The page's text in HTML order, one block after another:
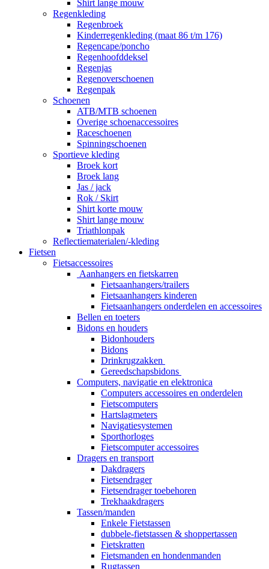
Shirt lange mouw
Regenkleding
Regenbroek
Kinderregenkleding (maat 86 t/m 176)
Regencape/poncho
Regenhoofddeksel
Regenjas
Regenoverschoenen
Regenpak
Schoenen
ATB/MTB schoenen
Overige schoenaccessoires
Raceschoenen
Spinningschoenen
Sportieve kleding
Broek kort
Broek lang
Jas / jack
Rok / Skirt
Shirt korte mouw
Shirt lange mouw
Triathlonpak
Reflectiematerialen/-kleding
Fietsen
Fietsaccessoires
Aanhangers en fietskarren
Fietsaanhangers/trailers
Fietsaanhangers kinderen
Fietsaanhangers onderdelen en accessoires
Bellen en toeters
Bidons en houders
Bidonhouders
Bidons
Drinkrugzakken
Gereedschapsbidons
Computers, navigatie en elektronica
Computers accessoires en onderdelen
Fietscomputers
Hartslagmeters
Navigatiesystemen
Sporthorloges
Fietscomputer accessoires
Dragers en transport
Dakdragers
Fietsendrager
Fietsendrager toebehoren
Trekhaakdragers
Tassen/manden
Enkele Fietstassen
dubbele-fietstassen & shoppertassen
Fietskratten
Fietsmanden en hondenmanden
Rugtassen